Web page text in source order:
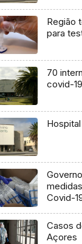
Região
para
70
covid-
Covid-
Casos
Açores